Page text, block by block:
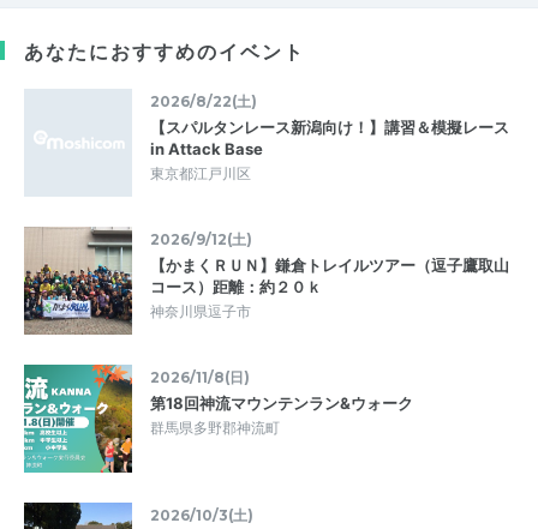
あなたにおすすめのイベント
2026/8/22(土)
【スパルタンレース新潟向け！】講習＆模擬レース
in Attack Base
東京都江戸川区
2026/9/12(土)
【かまくＲＵＮ】鎌倉トレイルツアー（逗子鷹取山
コース）距離：約２０ｋ
神奈川県逗子市
2026/11/8(日)
第18回神流マウンテンラン&ウォーク
群馬県多野郡神流町
2026/10/3(土)